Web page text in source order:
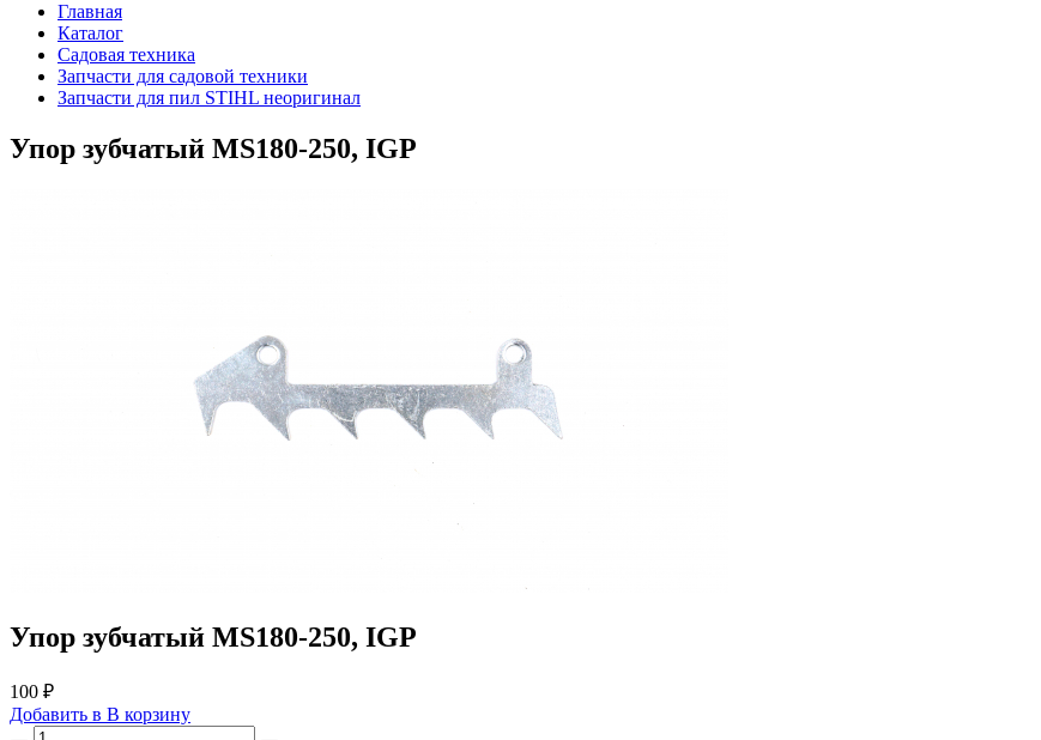
Главная
Каталог
Садовая техника
Запчасти для садовой техники
Запчасти для пил STIHL неоригинал
Упор зубчатый MS180-250, IGP
Упор зубчатый MS180-250, IGP
100 ₽
Добавить в В корзину